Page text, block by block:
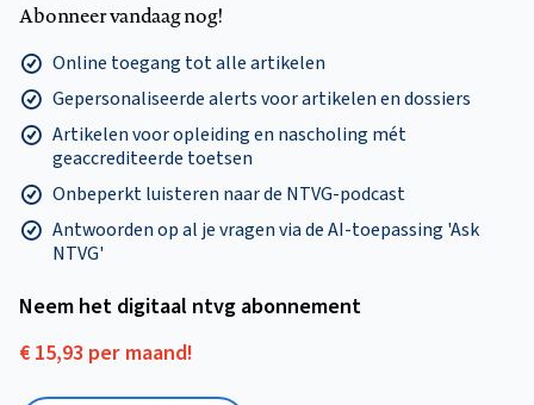
Abonneer vandaag nog!
Online toegang tot alle artikelen
Gepersonaliseerde alerts voor artikelen en dossiers
Artikelen voor opleiding en nascholing mét
geaccrediteerde toetsen
Onbeperkt luisteren naar de NTVG-podcast
Antwoorden op al je vragen via de AI-toepassing 'Ask
NTVG'
Neem het digitaal ntvg abonnement
€ 15,93 per maand!